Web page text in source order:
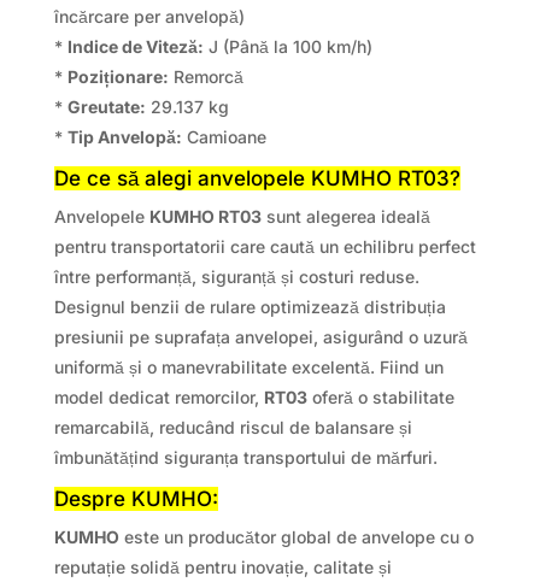
încărcare per anvelopă)
* Indice de Viteză: J (Până la 100 km/h)
* Poziționare: Remorcă
* Greutate: 29.137 kg
* Tip Anvelopă: Camioane
De ce să alegi anvelopele KUMHO RT03?
Anvelopele KUMHO RT03sunt alegerea ideală
pentru transportatorii care caută un echilibru perfect
între performanță, siguranță și costuri reduse.
Designul benzii de rulare optimizează distribuția
presiunii pe suprafața anvelopei, asigurând o uzură
uniformă și o manevrabilitate excelentă. Fiind un
model dedicat remorcilor, RT03oferă o stabilitate
remarcabilă, reducând riscul de balansare și
îmbunătățind siguranța transportului de mărfuri.
Despre KUMHO:
KUMHO este un producător global de anvelope cu o
reputație solidă pentru inovație, calitate și